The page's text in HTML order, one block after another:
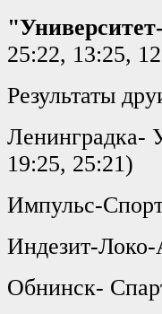
25:22, 13:25,
Результаты
19:25, 25:21)
Импульс-
Индезит-Локо-
Обнинск-